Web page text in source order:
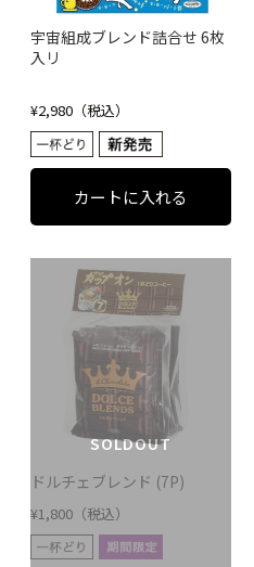
宇宙組成ブレンド詰合せ 6枚
入リ
¥2,980（税込）
SOLDOUT
ドルチェブレンド (7P)
¥1,800（税込）